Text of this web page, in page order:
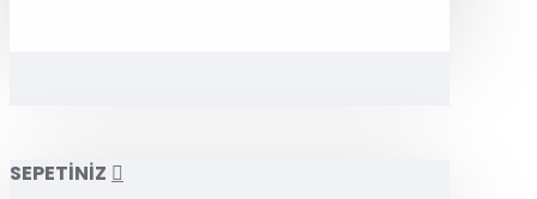
SEPETİNİZ